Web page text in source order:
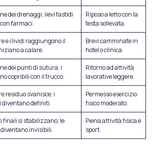
dei drenaggi; lievi fastidi
farmaci.
Riposo a letto con la
testa sollevata.
e i lividi raggiungono il
a calare.
Brevi camminate in
hotel o clinica.
dei punti di sutura; i
copribili con il trucco.
Ritorno ad attività
lavorative leggere.
residuo svanisce; i
diventano definiti.
Permesso esercizio
fisico moderato.
finali si stabilizzano; le
invisibili.
Piena attività fisica e
sport.